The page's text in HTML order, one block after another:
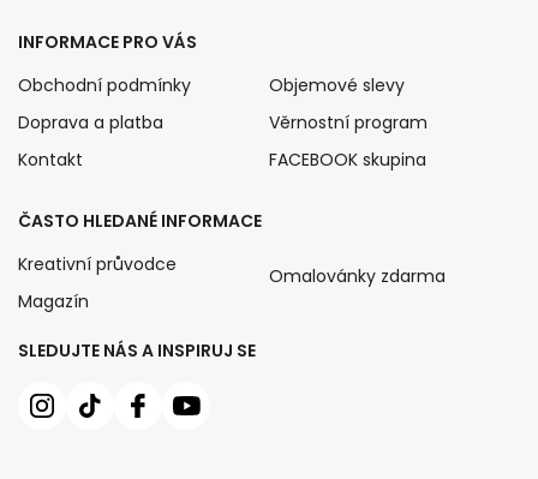
SLEDUJTE NÁS A INSPIRUJ SE
INFORMACE PRO VÁS
Obchodní podmínky
Doprava a platba
Kontakt
Objemové slevy
Věrnostní program
FACEBOOK skupina
ČASTO HLEDANÉ INFORMACE
Kreativní průvodce
Magazín
Omalovánky zdarma